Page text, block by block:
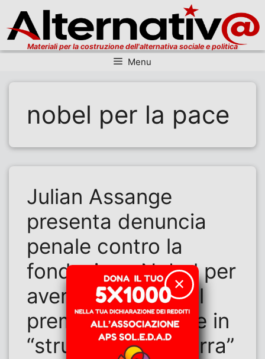
Materiali per la costruzione dell'alternativa sociale e politica
Menu
nobel per la pace
Julian Assange
presenta denuncia
penale contro la
fondazione Nobel per
aver trasformato il
premio per la pace in
“strumento di guerra”
✕